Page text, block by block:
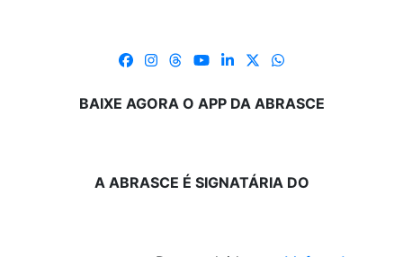
BAIXE AGORA O APP DA ABRASCE
A ABRASCE É SIGNATÁRIA DO